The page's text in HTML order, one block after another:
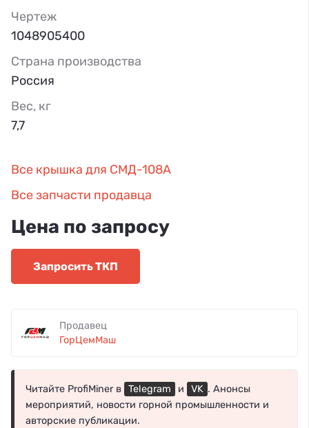
Чертеж
1048905400
Страна производства
Россия
Вес, кг
7,7
Все крышка для СМД-108А
Все запчасти продавца
Цена по запросу
Запросить ТКП
Продавец
ГорЦемМаш
Читайте ProfiMiner в Telegram и VK . Анонсы
мероприятий, новости горной промышленности и
авторские публикации.